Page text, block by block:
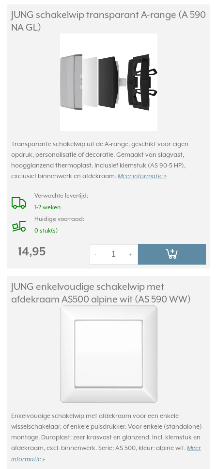
JUNG schakelwip transparant A-range (A 590
NA GL)
Transparante schakelwip uit de A-range, geschikt voor eigen
opdruk, personalisatie of decoratie. Gemaakt van slagvast,
hoogglanzend thermoplast. Inclusief klemstuk (AS 90-5 HP),
exclusief binnenwerk en afdekraam. Meer informatie »
Verwachte levertijd:
1-2 weken
Huidige voorraad:
0 stuk(s)
14,95 +
-
JUNG enkelvoudige schakelwip met
afdekraam AS500 alpine wit (AS 590 WW)
Enkelvoudige schakelwip met afdekraam voor een enkele
wisselschakelaar, of enkele pulsdrukker. Voor enkele (standalone)
montage. Duroplast: zeer krasvast en glanzend. Incl. klemstuk en
afdekraam, excl. binnenwerk. Serie: AS 500, kleur: alpine wit. Meer
informatie »